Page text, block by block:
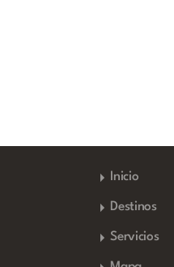
Inicio
Destinos
Servicios